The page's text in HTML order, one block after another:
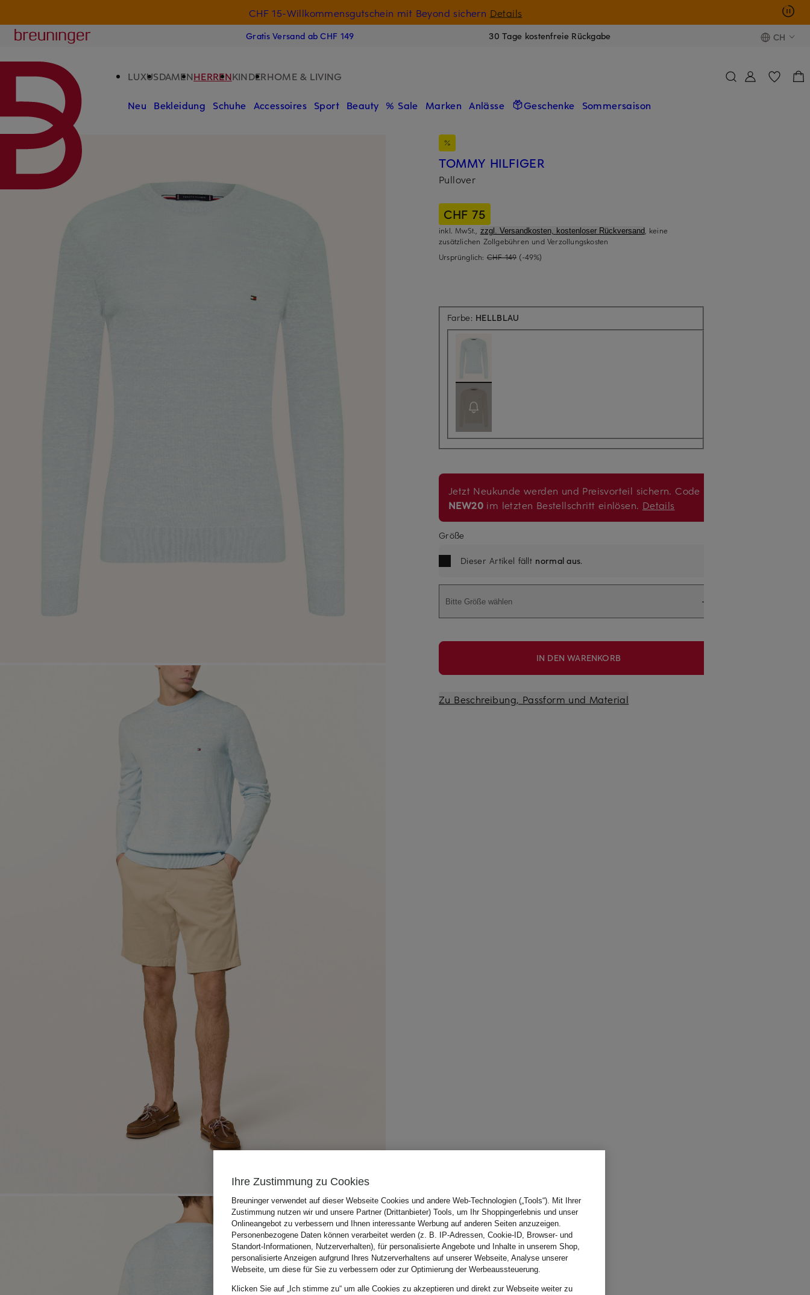
CHF 15-Willkommensgutschein mit Beyond sichern Details
Breuninger
Gratis Versand ab CHF 149 30 Tage kostenfreie Rückgabe CH
LUXUSDAMENHERRENKINDERHOME & LIVING
Neu Bekleidung Schuhe Accessoires Sport Beauty % Sale Marken Anlässe Geschenke Sommersaison
TOMMY HILFIGER
Pullover
CHF 75
inkl. MwSt., zzgl. Versandkosten, kostenloser Rückversand, keine
zusätzlichen Zollgebühren und Verzollungskosten
Ursprünglich: CHF 149 (-49%)
Farbe: HELLBLAU
Jetzt Neukunde werden und Preisvorteil sichern. Code
NEW20 im letzten Bestellschritt einlösen. Details
Größe
Dieser Artikel fällt normal aus.
Bitte Größe wählen
IN DEN WARENKORB
Zu Beschreibung, Passform und Material
Ihre Zustimmung zu Cookies
Breuninger verwendet auf dieser Webseite Cookies und andere Web-Technologien („Tools“). Mit Ihrer
Zustimmung nutzen wir und unsere Partner (Drittanbieter) Tools, um Ihr Shoppingerlebnis und unser
Onlineangebot zu verbessern und Ihnen interessante Werbung auf anderen Seiten anzuzeigen.
Personenbezogene Daten können verarbeitet werden (z. B. IP-Adressen, Cookie-ID, Browser- und
Standort-Informationen, Nutzerverhalten), für personalisierte Angebote und Inhalte in unserem Shop,
personalisierte Anzeigen aufgrund Ihres Nutzerverhaltens auf unserer Webseite, Analyse unserer
Webseite, um diese für Sie zu verbessern oder zur Optimierung der Werbeaussteuerung.
Klicken Sie auf „Ich stimme zu“ um alle Cookies zu akzeptieren und direkt zur Webseite weiter zu